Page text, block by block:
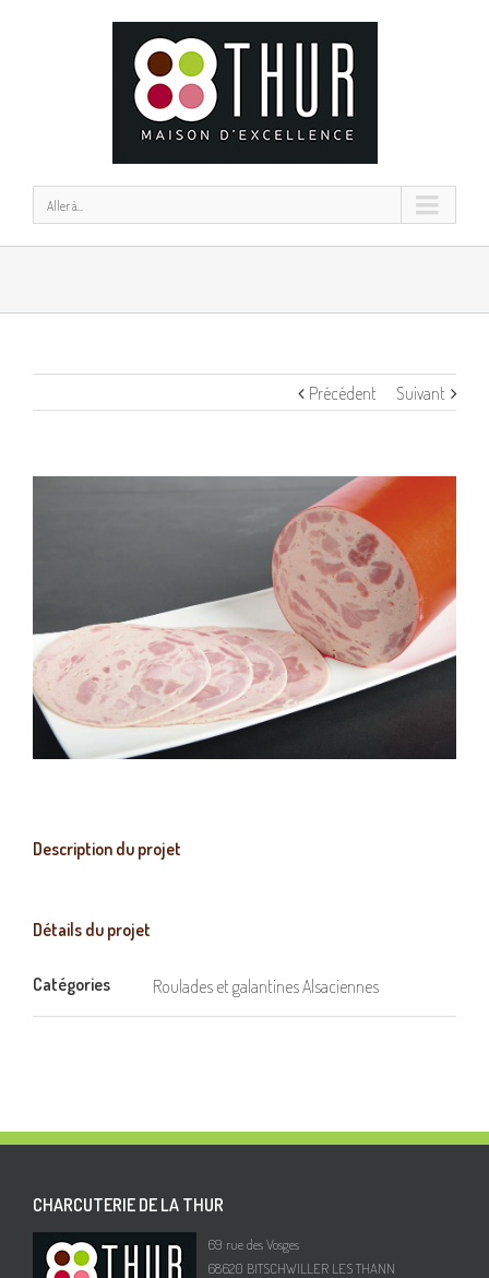
Aller à...
Précédent Suivant
Description du projet
Détails du projet
Catégories Roulades et galantines Alsaciennes
CHARCUTERIE DE LA THUR
69 rue des Vosges
68620 BITSCHWILLER LES THANN